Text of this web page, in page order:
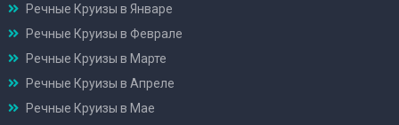
Речные Круизы в Январе
Речные Круизы в Феврале
Речные Круизы в Марте
Речные Круизы в Апреле
Речные Круизы в Мае